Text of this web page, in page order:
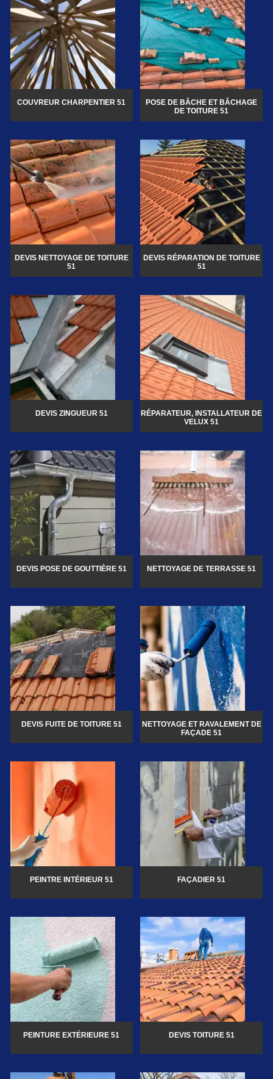
COUVREUR CHARPENTIER 51
POSE DE BÂCHE ET BÂCHAGE
DE TOITURE 51
DEVIS NETTOYAGE DE TOITURE
51
DEVIS RÉPARATION DE TOITURE
51
DEVIS ZINGUEUR 51
RÉPARATEUR, INSTALLATEUR DE
VELUX 51
DEVIS POSE DE GOUTTIÈRE 51 NETTOYAGE DE TERRASSE 51
DEVIS FUITE DE TOITURE 51
NETTOYAGE ET RAVALEMENT DE
FAÇADE 51
PEINTRE INTÉRIEUR 51 FAÇADIER 51
PEINTURE EXTÉRIEURE 51 DEVIS TOITURE 51